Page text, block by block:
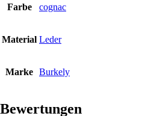
Farbe cognac
Material Leder
Marke Burkely
Bewertungen